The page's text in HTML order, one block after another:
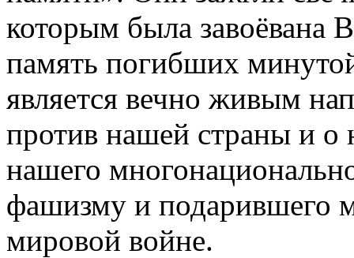
которым была завоёвана
память погибших
является вечно живым
против нашей страны и о
нашего
фашизму и подарившего
мировой войне.